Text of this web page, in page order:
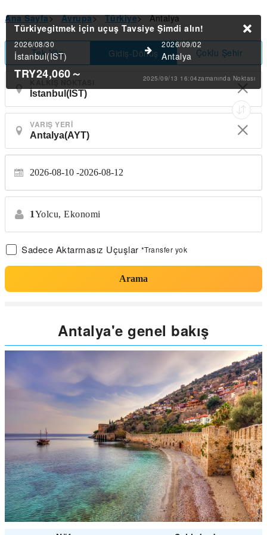
Ana Sayfa> Avrupa> Türkiye> Antalya
Tek Yön Gidiş-Dönüş Çoklu Şehir
KALKIŞ NOKTASI
VARIŞ YERI
2026-08-10 2026-08-12
1Yolcu, Ekonomi
Sadece Aktarmasız Uçuşlar *Transfer yok
Arama
Türkiyegitmek için uçuş Tavsiye Şimdi alın!
2026/08/30
İstanbul(IST)
2026/09/02
Antalya
TRY24,060～ 2025/09/13 16:04zamanında Noktası
Antalya'e genel bakış